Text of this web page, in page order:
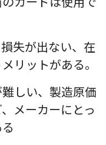
失が出ない、在
リットがある。
しい、製造原価
メーカーにとっ